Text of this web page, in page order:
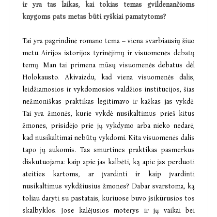
ir yra tas laikas, kai tokias temas gvildenančioms
knygoms pats metas būti ryškiai pamatytoms?
Tai yra pagrindinė romano tema – viena svarbiausių šiuo
metu Airijos istorijos tyrinėjimų ir visuomenės debatų
temų. Man tai primena mūsų visuomenės debatus dėl
Holokausto. Akivaizdu, kad viena visuomenės dalis,
leidžiamosios ir vykdomosios valdžios institucijos, šias
nežmoniškas praktikas legitimavo ir kažkas jas vykdė.
Tai yra žmonės, kurie vykdė nusikaltimus prieš kitus
žmones, prisidėjo prie jų vykdymo arba nieko nedarė,
kad nusikaltimai nebūtų vykdomi. Kita visuomenės dalis
tapo jų aukomis. Tas smurtines praktikas pasmerkus
diskutuojama: kaip apie jas kalbėti, ką apie jas perduoti
ateities kartoms, ar įvardinti ir kaip įvardinti
nusikaltimus vykdžiusius žmones? Dabar svarstoma, ką
toliau daryti su pastatais, kuriuose buvo įsikūrusios tos
skalbyklos. Jose kalėjusios moterys ir jų vaikai bei